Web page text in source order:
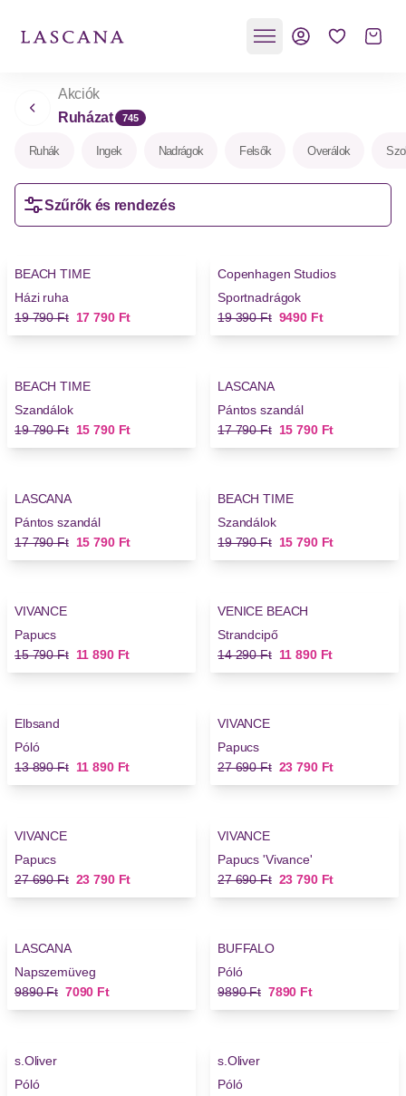
Akciók
Ruházat
745
Ruhák Ingek Nadrágok Felsők Overálok
Szűrők és rendezés
Új
BEACH TIME
Házi ruha
Régi ár
19 790 Ft Új ár
17 790 Ft
Új
Copenhagen Studios
Sportnadrágok
Régi ár
19 390 Ft Új ár
9490 Ft
Új
BEACH TIME
Szandálok
Régi ár
19 790 Ft Új ár
15 790 Ft
Új
LASCANA
Pántos szandál
Régi ár
17 790 Ft Új ár
15 790 Ft
Új
LASCANA
Pántos szandál
Régi ár
17 790 Ft Új ár
15 790 Ft
Új
BEACH TIME
Szandálok
Régi ár
19 790 Ft Új ár
15 790 Ft
VIVANCE
Papucs
Régi ár
15 790 Ft Új ár
11 890 Ft
Új
VENICE BEACH
Strandcipő
Régi ár
14 290 Ft Új ár
11 890 Ft
Elbsand
Póló
Régi ár
13 890 Ft Új ár
11 890 Ft
VIVANCE
Papucs
Régi ár
27 690 Ft Új ár
23 790 Ft
VIVANCE
Papucs
Régi ár
27 690 Ft Új ár
23 790 Ft
VIVANCE
Papucs 'Vivance'
Régi ár
27 690 Ft Új ár
23 790 Ft
Új
LASCANA
Napszemüveg
Régi ár
9890 Ft Új ár
7090 Ft
BUFFALO
Póló
Régi ár
9890 Ft Új ár
7890 Ft
s.Oliver
Póló
s.Oliver
Póló